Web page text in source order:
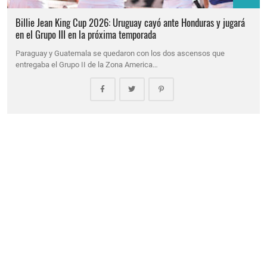
Billie Jean King Cup 2026: Uruguay cayó ante Honduras y jugará
en el Grupo III en la próxima temporada
Paraguay y Guatemala se quedaron con los dos ascensos que
entregaba el Grupo II de la Zona America…